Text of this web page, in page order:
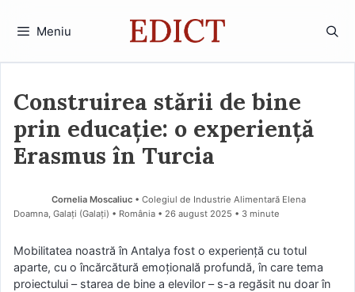
Meniu
Construirea stării de bine
prin educație: o experiență
Erasmus în Turcia
Cornelia Moscaliuc • Colegiul de Industrie Alimentară Elena
Doamna, Galați (Galaţi) • România
26 august 2025 • 3 minute
Mobilitatea noastră în Antalya fost o experiență cu totul
aparte, cu o încărcătură emoțională profundă, în care tema
proiectului – starea de bine a elevilor – s-a regăsit nu doar în